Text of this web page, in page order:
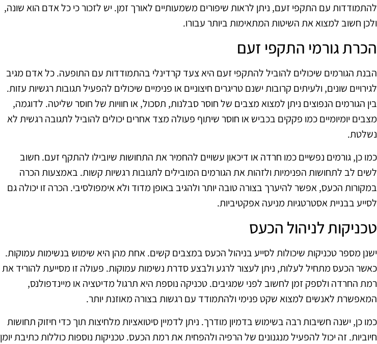
להתמודדות עם התקפי זעם, ניתן לראות שיפורים משמעותיים לאורך זמן. יש לזכור כי כל אדם הוא שונה,
ולכן חשוב למצוא את השיטות המתאימות ביותר עבורו.
הכרת גורמי התקפי זעם
הבנת הגורמים שיכולים להוביל להתקפי זעם היא צעד קרדינלי בהתמודדות עם התופעה. כל אדם מגיב
לגירויים שונים, ולעיתים קרובות ישנם טריגרים חיצוניים או פנימיים שיכולים להפעיל תגובות רגשיות עזות.
בין הגורמים הנפוצים ניתן למצוא מצבים של חוסר סבלנות, תסכול, או חוויות של חוסר שליטה. לדוגמה,
מצבים יומיומיים כמו פקקים בכביש או חוסר שיתוף פעולה מצד אחרים יכולים להוביל לתגובה רגשית לא
נשלטת.
כמו כן, גורמים נפשיים כמו חרדה או דיכאון עשויים להחמיר את התחושות שיובילו להתקף זעם. חשוב
לשים לב לתחושות הפנימיות ולזהות את הגורמים המובילים לתגובות רגשיות קשות. באמצעות הכרה
במקורות הכעס, אפשר להיערך בצורה טובה יותר ולהגיב באופן מדוד ולא אימפולסיבי. הכרה זו יכולה גם
לסייע בבניית אסטרטגיות מניעה אפקטיביות.
טכניקות לניהול הכעס
ישנן מספר טכניקות שיכולות לסייע בניהול הכעס במצבים קשים. אחת מהן היא שימוש בנשימות עמוקות.
כאשר הכעס מתחיל לעלות, ניתן לעצור לרגע ולבצע סדרת נשימות עמוקות. פעולה זו מסייעת להוריד את
רמת החרדה ולספק זמן לחשוב לפני שמגיבים. טכניקה נוספת היא תרגול מדיטציה או מיינדפולנס,
המאפשרת לאנשים למצוא שקט פנימי ולהתמודד עם רגשות בצורה מאוזנת יותר.
כמו כן, ישנה חשיבות רבה בשימוש בדמיון מודרך. ניתן לדמיין סיטואציות מלחיצות תוך כדי חיזוק תחושות
חיוביות. זה יכול להפעיל מנגנונים של הרפיה ולהפחית את רמת הכעס. טכניקות נוספות כוללות כתיבת יומן